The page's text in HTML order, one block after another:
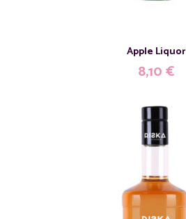
Apple Liquor
8,10€